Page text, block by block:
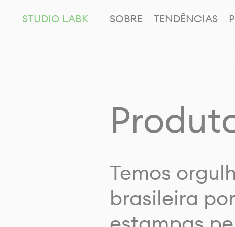
STUDIO LABK SOBRE TENDÊNCIAS
Temos
brasileira